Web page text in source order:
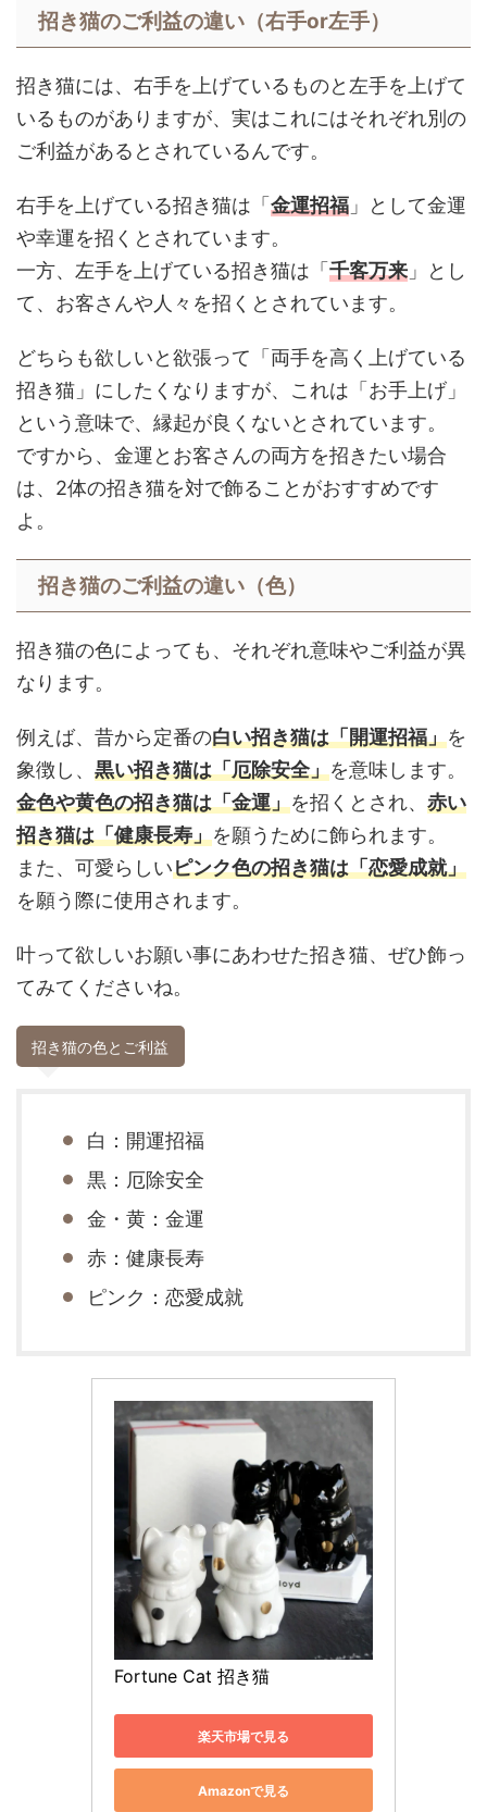
招き猫のご利益の違い（右手or左手）
招き猫には、右手を上げているものと左手を上げて
いるものがありますが、実はこれにはそれぞれ別の
ご利益があるとされているんです。
右手を上げている招き猫は「 金運招福 」として金運
や幸運を招くとされています。
一方、左手を上げている招き猫は「 千客万来 」とし
て、お客さんや人々を招くとされています。
どちらも欲しいと欲張って「両手を高く上げている
招き猫」にしたくなりますが、これは「お手上げ」
という意味で、縁起が良くないとされています。
ですから、金運とお客さんの両方を招きたい場合
は、2体の招き猫を対で飾ることがおすすめです
よ。
招き猫のご利益の違い（色）
招き猫の色によっても、それぞれ意味やご利益が異
なります。
例えば、昔から定番の白い招き猫は「開運招福」を
象徴し、 黒い招き猫は「厄除安全」を意味します。
金色や黄色の招き猫は「金運」を招くとされ、 赤い
招き猫は「健康長寿」を願うために飾られます。
また、可愛らしいピンク色の招き猫は「恋愛成就」
を願う際に使用されます。
叶って欲しいお願い事にあわせた招き猫、ぜひ飾っ
てみてくださいね。
招き猫の色とご利益
白：開運招福
黒：厄除安全
金・黄：金運
赤：健康長寿
ピンク：恋愛成就
Fortune Cat 招き猫
楽天市場で見る
Amazonで見る